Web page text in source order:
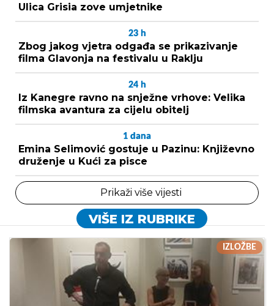
Ulica Grisia zove umjetnike
23 h
Zbog jakog vjetra odgađa se prikazivanje
filma Glavonja na festivalu u Raklju
24 h
Iz Kanegre ravno na snježne vrhove: Velika
filmska avantura za cijelu obitelj
1 dana
Emina Selimović gostuje u Pazinu: Književno
druženje u Kući za pisce
Prikaži više vijesti
VIŠE IZ RUBRIKE
IZLOŽBE